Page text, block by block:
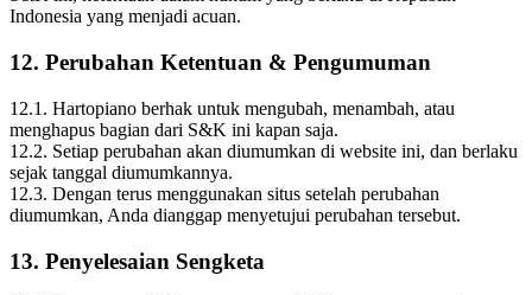
Indonesia yang menjadi acuan.
12. Perubahan Ketentuan & Pengumuman
12.1. Hartopiano berhak untuk mengubah, menambah, atau
menghapus bagian dari S&K ini kapan saja.
12.2. Setiap perubahan akan diumumkan di website ini, dan berlaku
sejak tanggal diumumkannya.
12.3. Dengan terus menggunakan situs setelah perubahan
diumumkan, Anda dianggap menyetujui perubahan tersebut.
13. Penyelesaian Sengketa